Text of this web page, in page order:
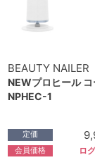
BEAUTY NAILER
NEWプロヒール コ
NPHEC-1
定価
会員価格 ロ